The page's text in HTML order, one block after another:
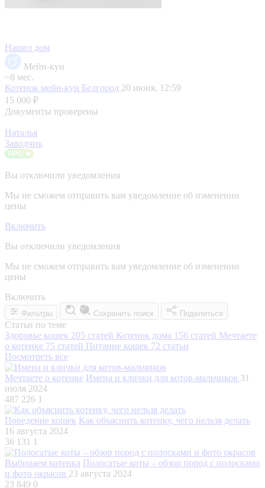
Нашел дом
Мейн-кун
~8 мес.
Котенок мейн-кун Белгород 20 июня, 12:59
15 000 ₽
Документы проверены
Наталья
Заводчик
Вы отключили уведомления
Мы не сможем отправить вам уведомление об изменении
цены
Включить
Вы отключили уведомления
Мы не сможем отправить вам уведомление об изменении
цены
Включить
Фильтры Сохранить поиск Поделиться
Статьи по теме
Здоровье кошек 205 статей Котенок дома 156 статей Мечтаете
о котенке 75 статей Питание кошек 72 статьи
Посмотреть все
Мечтаете о котенке Имена и клички для котов-мальчиков 31
июля 2024
487 226 1
Поведение кошек Как объяснить котенку, чего нельзя делать
16 августа 2024
36 131 1
Выбираем котенка Полосатые коты – обзор пород с полосками
и фото окрасов 23 августа 2024
23 849 0